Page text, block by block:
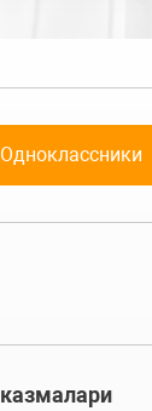
Одноклассники